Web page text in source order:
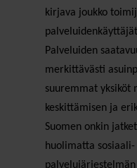
kirjava joukko
Palveluiden
merkittävästi
suuremmat yksiköt
keskittämisen ja
Suomen onkin
huolimatta